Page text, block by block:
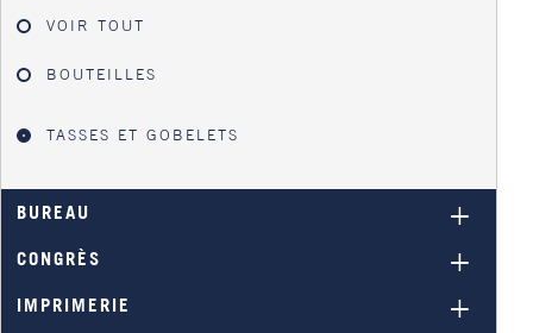
VOIR TOUT
BOUTEILLES
TASSES ET GOBELETS
BUREAU
CONGRÈS
IMPRIMERIE